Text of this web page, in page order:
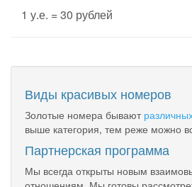
1 у.е. = 30 рублей
Виды красивых номеров
Золотые номера бывают
выше категория, тем реже можно
Партнерская программа
Мы всегда открыты новым